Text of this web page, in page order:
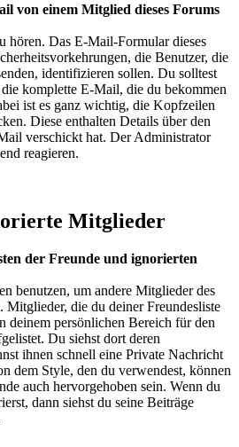
von einem Mitglied dieses Forums
hören. Das E-Mail-Formular dieses
die Benutzer, die
identifizieren sollen. Du solltest
komplette E-Mail, die du bekommen
ist es ganz wichtig, die Kopfzeilen
Diese enthalten Details über den
verschickt hat. Der Administrator
reagieren.
Mitglieder
der Freunde und ignorierten
benutzen, um andere Mitglieder des
Mitglieder, die du deiner Freundesliste
deinem persönlichen Bereich für den
Du siehst dort deren
ihnen schnell eine Private Nachricht
dem Style, den du verwendest, können
auch hervorgehoben sein. Wenn du
dann siehst du seine Beiträge